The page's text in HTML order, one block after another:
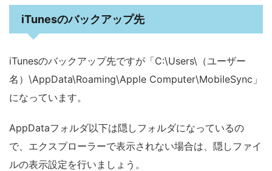
iTunesのバックアップ先
iTunesのバックアップ先ですが「C:\Users\（ユーザー
名）\AppData\Roaming\Apple Computer\MobileSync」
になっています。
AppDataフォルダ以下は隠しフォルダになっているの
で、エクスプローラーで表示されない場合は、隠しファイ
ルの表示設定を行いましょう。